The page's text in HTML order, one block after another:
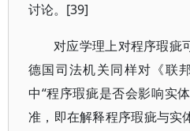
讨论。[39]
对应学理上对程序瑕疵
德国司法机关同样对《联
中“程序瑕疵是否会影响实
准，即在解释程序瑕疵与实